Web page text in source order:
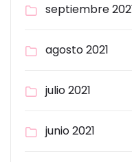
septiembre
agosto 2021
julio 2021
junio 2021